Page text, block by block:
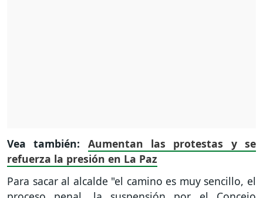
Vea también: Aumentan las protestas y se
refuerza la presión en La Paz
Para sacar al alcalde "el camino es muy sencillo, el